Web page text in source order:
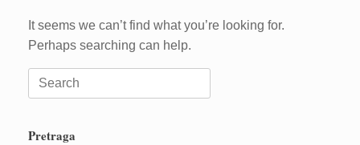
It seems we can’t find what you’re looking for.
Perhaps searching can help.
Search
for:
Pretraga